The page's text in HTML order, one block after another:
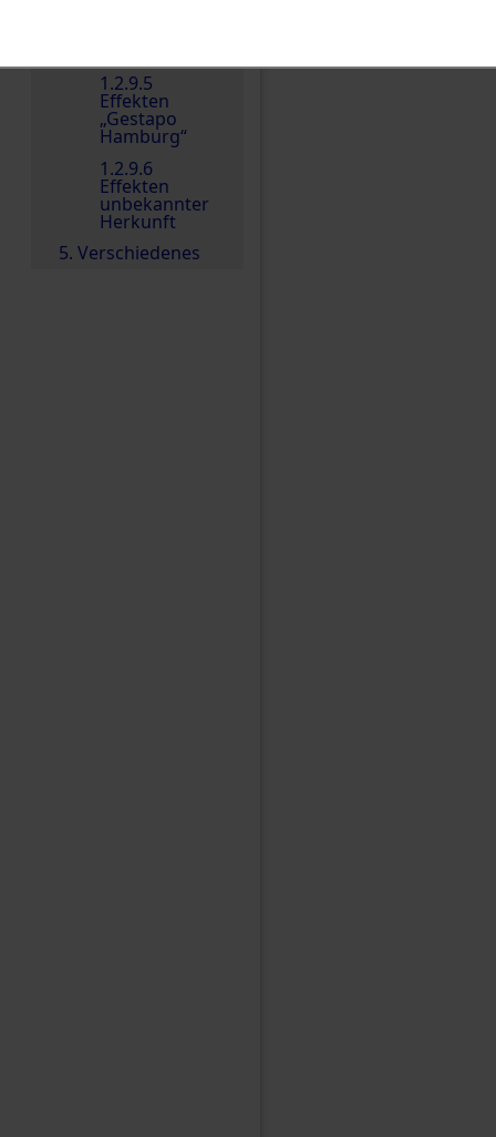
1.2.9.5
Effekten
„Gestapo
Hamburg“
1.2.9.6
Effekten
unbekannter
Herkunft
5. Verschiedenes